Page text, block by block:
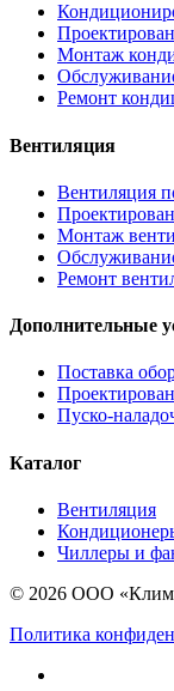
Монтаж
Ремонт
Вентиляция
Вентиляция
Монтаж
Ремонт
Дополнительные
Поставка
Пуско-
Каталог
Вентиляция
Чиллеры и
© 2026 ООО
Политика